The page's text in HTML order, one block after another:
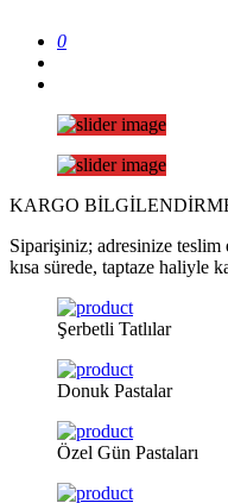
0
KARGO
Siparişiniz; adresinize
kısa sürede, taptaze haliyle
Şerbetli Tatlılar
Donuk Pastalar
Özel Gün Pastaları